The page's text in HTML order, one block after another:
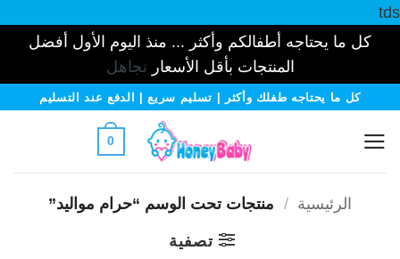
tds
كل ما يحتاجه أطفالكم وأكثر ... منذ اليوم الأول أفضل
المنتجات بأقل الأسعارتجاهل
تخطيكل ما يحتاجه طفلك وأكثر | تسليم سريع | الدفع عند التسليم
0
الرئيسية / منتجات تحت الوسم “حرام مواليد”
تصفية